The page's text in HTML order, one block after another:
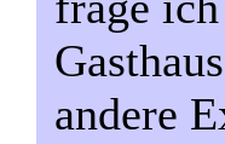
andere